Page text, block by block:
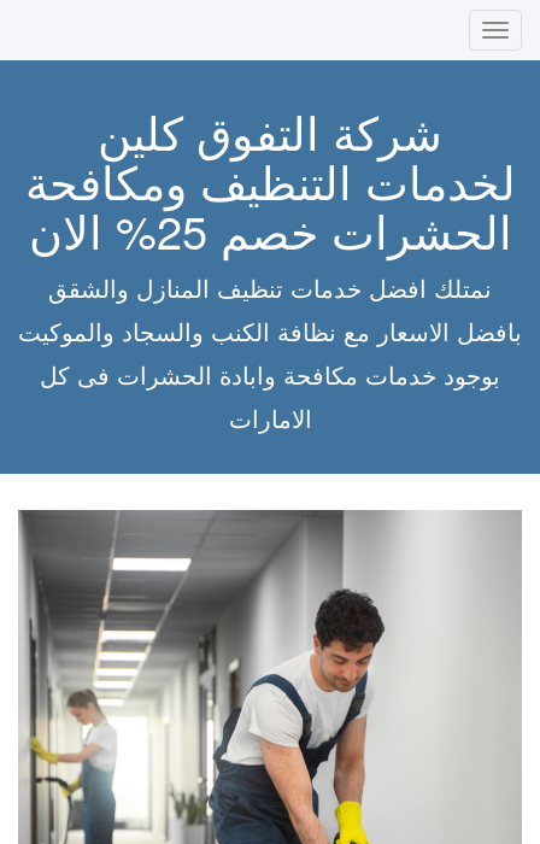
Toggle
navigation
شركة التفوق كلين
لخدمات التنظيف ومكافحة
الحشرات خصم 25% الان
نمتلك افضل خدمات تنظيف المنازل والشقق
بافضل الاسعار مع نظافة الكنب والسجاد والموكيت
بوجود خدمات مكافحة وابادة الحشرات فى كل
الامارات